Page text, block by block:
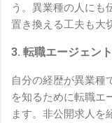
う。異業種の人にも
置き換える工夫も大
3. 転職エージェン
自分の経歴が異業種
を知るために転職エ
ます。非公開求人を